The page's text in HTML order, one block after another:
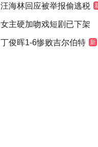
汪海林回应被举报偷逃税
女主硬加吻戏短剧已下架
丁俊晖1-6惨败吉尔伯特 新